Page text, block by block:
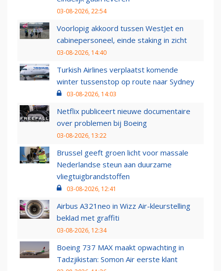
03-08-2026, 22:54
Voorlopig akkoord tussen WestJet en
cabinepersoneel, einde staking in zicht
03-08-2026, 14:40
Turkish Airlines verplaatst komende
winter tussenstop op route naar Sydney
03-08-2026, 14:03
Netflix publiceert nieuwe documentaire
over problemen bij Boeing
03-08-2026, 13:22
Brussel geeft groen licht voor massale
Nederlandse steun aan duurzame
vliegtuigbrandstoffen
03-08-2026, 12:41
Airbus A321neo in Wizz Air-kleurstelling
beklad met graffiti
03-08-2026, 12:34
Boeing 737 MAX maakt opwachting in
Tadzjikistan: Somon Air eerste klant